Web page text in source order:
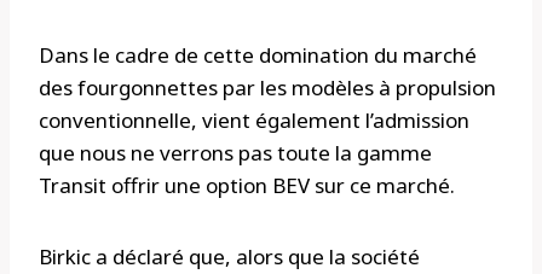
Dans le cadre de cette domination du marché
des fourgonnettes par les modèles à propulsion
conventionnelle, vient également l’admission
que nous ne verrons pas toute la gamme
Transit offrir une option BEV sur ce marché.
Birkic a déclaré que, alors que la société